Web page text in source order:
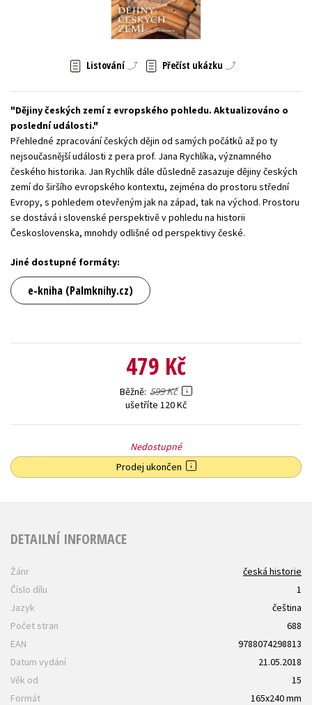
Zahraniční literatura
Listování Přečíst ukázku
Dějiny českých zemí z evropského pohledu. Aktualizováno o
poslední události.
Přehledné zpracování českých dějin od ­samých počátků až po ty
nejsoučasnější události z pera prof. Jana Rychlíka, významného
českého historika. Jan Rychlík dále důsledně zasazuje dě­jiny českých
zemí do širšího evropského kontextu, zejména do prostoru střední
Evropy, s pohledem otevřeným jak na západ, tak na ­východ. Prostoru
se dostává i slovenské perspektivě v pohledu na historii
Československa, mnohdy odlišné od perspektivy české.
Jiné dostupné formáty:
e-kniha (Palmknihy.cz)
479 Kč
Běžně 599 Kč
ušetříte 120 Kč
Nedostupné
Prodej ukončen
DETAILNÍ INFORMACE
Žánr
česká historie
Číslo dílu
1
Jazyk
čeština
Počet stran
688
EAN
9788074298813
Datum vydání
21.05.2018
Věk od
15
Formát
165x240 mm